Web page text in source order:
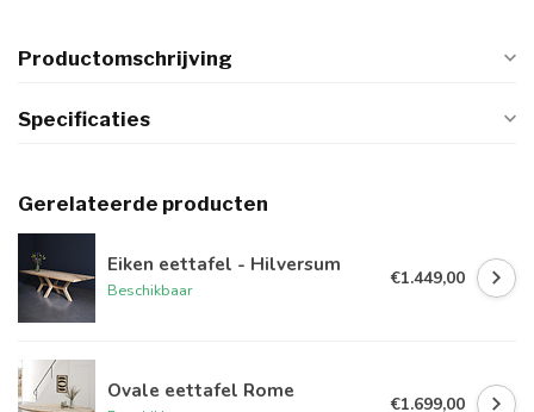
Productomschrijving
Specificaties
Gerelateerde producten
Eiken eettafel - Hilversum
Beschikbaar
€1.449,00
Ovale eettafel Rome
€1.699,00